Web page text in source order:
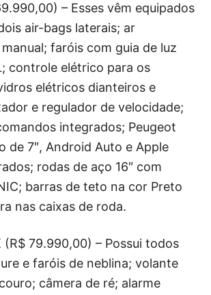
– Esses vêm equipados
air-bags laterais; ar
faróis com guia de luz
controle elétrico para os
elétricos dianteiros e
e regulador de velocidade;
integrados; Peugeot
de 7″, Android Auto e Apple
rodas de aço 16″ com
barras de teto na cor Preto
nas caixas de roda.
(R$ 79.990,00) – Possui todos
e faróis de neblina; volante
câmera de ré; alarme